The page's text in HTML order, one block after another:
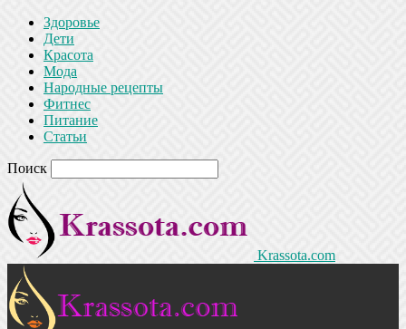
Здоровье
Дети
Красота
Мода
Народные рецепты
Фитнес
Питание
Статьи
Поиск
Krassota.com